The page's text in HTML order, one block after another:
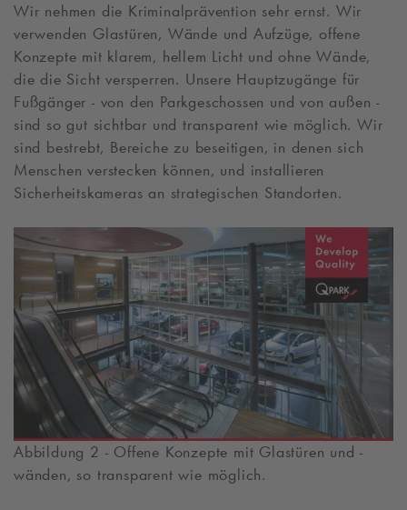
Wir nehmen die Kriminalprävention sehr ernst. Wir
verwenden Glastüren, Wände und Aufzüge, offene
Konzepte mit klarem, hellem Licht und ohne Wände,
die die Sicht versperren. Unsere Hauptzugänge für
Fußgänger - von den Parkgeschossen und von außen -
sind so gut sichtbar und transparent wie möglich. Wir
sind bestrebt, Bereiche zu beseitigen, in denen sich
Menschen verstecken können, und installieren
Sicherheitskameras an strategischen Standorten.
Abbildung 2 - Offene Konzepte mit Glastüren und -
wänden, so transparent wie möglich.